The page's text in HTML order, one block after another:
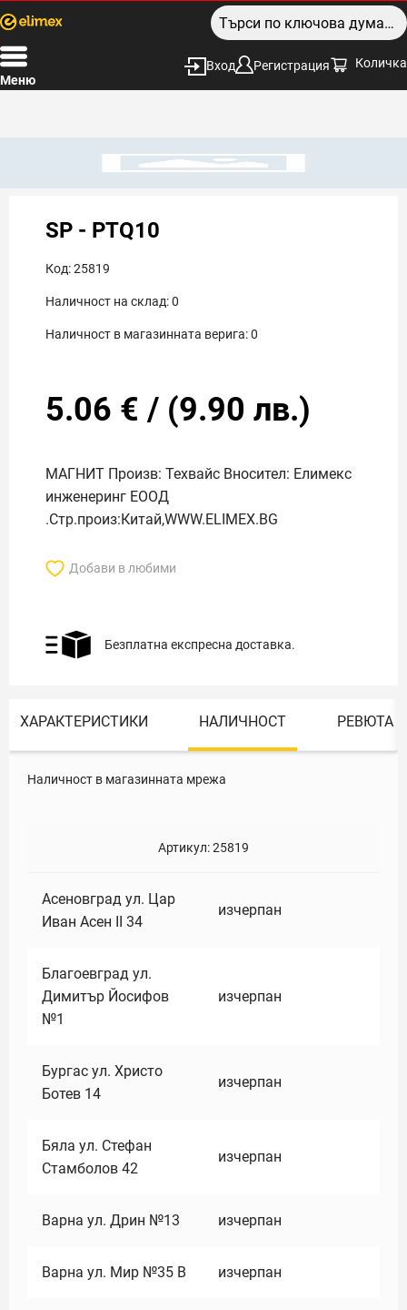
Меню
Вход Регистрация Количка
SP - PTQ10
Код:25819
Наличност на склад:0
Наличност в магазинната верига:0
5.06 € / (9.90 лв.)
МАГНИТ Произв: Техвайс Вносител: Елимекс
инженеринг ЕООД
.Стр.произ:Китай,WWW.ELIMEX.BG
Добави в любими
Безплатна експресна доставка.
ХАРАКТЕРИСТИКИ НАЛИЧНОСТ РЕВЮТА
Наличност в магазинната мрежа
Артикул:25819
Асеновград ул. Цар
Иван Асен II 34
изчерпан
Благоевград ул.
Димитър Йосифов
№1
изчерпан
Бургас ул. Христо
Ботев 14
изчерпан
Бяла ул. Стефан
Стамболов 42
изчерпан
Варна ул. Дрин №13 изчерпан
Варна ул. Мир №35 В изчерпан